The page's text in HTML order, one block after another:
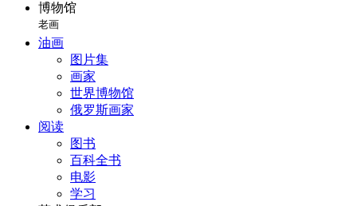
博物馆
老画
油画
图片集
画家
世界博物馆
俄罗斯画家
阅读
图书
百科全书
电影
学习